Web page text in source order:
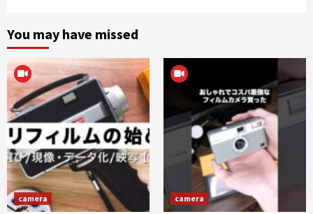
You may have missed
camera camera